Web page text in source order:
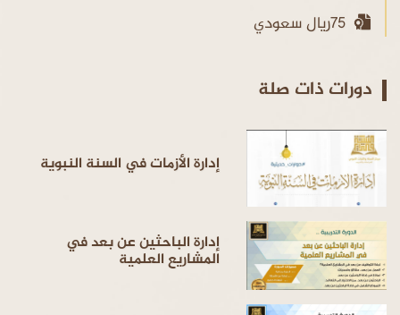
75ريال سعودي
دورات ذات صلة
إدارة الأزمات في السنة النبوية
إدارة الباحثين عن بعد في
المشاريع العلمية